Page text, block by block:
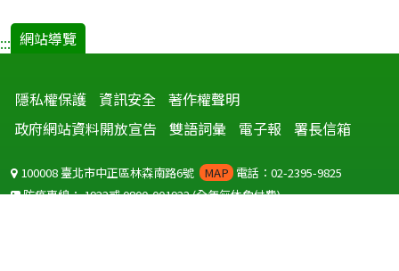
::: 網站導覽
隱私權保護 資訊安全 著作權聲明
政府網站資料開放宣告
雙語詞彙 電子報 署長信箱
100008 臺北市中正區林森南路6號 MAP 電話：02-2395-9825
防疫專線：1922或0800-001922(全年無休免付費)